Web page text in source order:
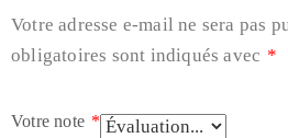
Votre adresse e-mail ne sera pas
obligatoires sont indiqués avec *
Votre note *